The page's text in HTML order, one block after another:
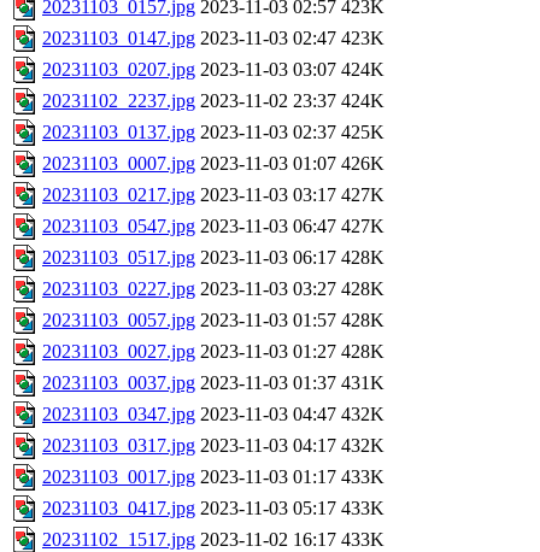
20231103_0157.jpg 2023-11-03 02:57 423K
20231103_0147.jpg 2023-11-03 02:47 423K
20231103_0207.jpg 2023-11-03 03:07 424K
20231102_2237.jpg 2023-11-02 23:37 424K
20231103_0137.jpg 2023-11-03 02:37 425K
20231103_0007.jpg 2023-11-03 01:07 426K
20231103_0217.jpg 2023-11-03 03:17 427K
20231103_0547.jpg 2023-11-03 06:47 427K
20231103_0517.jpg 2023-11-03 06:17 428K
20231103_0227.jpg 2023-11-03 03:27 428K
20231103_0057.jpg 2023-11-03 01:57 428K
20231103_0027.jpg 2023-11-03 01:27 428K
20231103_0037.jpg 2023-11-03 01:37 431K
20231103_0347.jpg 2023-11-03 04:47 432K
20231103_0317.jpg 2023-11-03 04:17 432K
20231103_0017.jpg 2023-11-03 01:17 433K
20231103_0417.jpg 2023-11-03 05:17 433K
20231102_1517.jpg 2023-11-02 16:17 433K